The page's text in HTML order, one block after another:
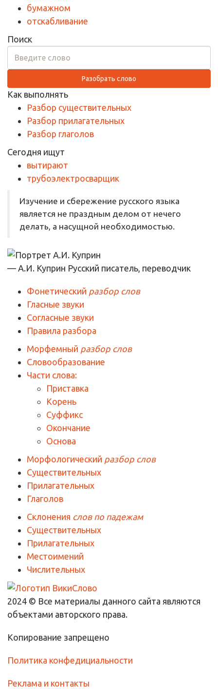
бумажном
отскабливание
Поиск
Разобрать слово
Как выполнять
Разбор существительных
Разбор прилагательных
Разбор глаголов
Сегодня ищут
вытирают
трубоэлектросварщик
Изучение и сбережение русского языка
является не праздным делом от нечего
делать, а насущной необходимостью.
— А.И. Куприн Русский писатель, переводчик
Фонетический разбор слов
Гласные звуки
Согласные звуки
Правила разбора
Морфемный разбор слов
Словообразование
Части слова:
Приставка
Корень
Суффикс
Окончание
Основа
Морфологический разбор слов
Существительных
Прилагательных
Глаголов
Склонения слов по падежам
Существительных
Прилагательных
Местоимений
Числительных
2024 © Все материалы данного сайта являются
объектами авторского права.
Копирование запрещено
Политика конфедициальности
Реклама и контакты